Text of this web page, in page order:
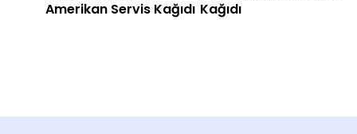
Amerikan Servis Kağıdı Kağıdı